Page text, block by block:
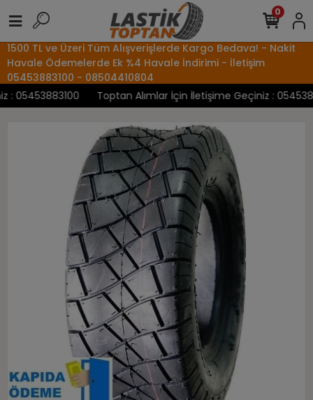
1500 TL ve Üzeri Tüm Alışverişlerde Kargo Bedava! - Nakit
Havale Ödemelerde Ek %4 Havale İndirimi - İletişim
05453883100 - 08504410804
Toptan Alımlar İçin İletişime Geçiniz :
0